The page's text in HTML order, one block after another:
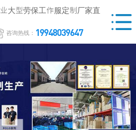
大型劳保工作服定制厂家直
咨询热线： 19948039647